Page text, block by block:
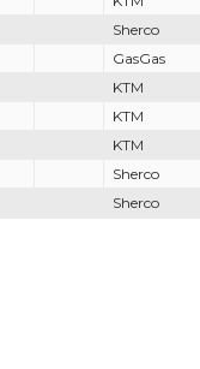
Sherco
GasGas
KTM
KTM
KTM
Sherco
Sherco